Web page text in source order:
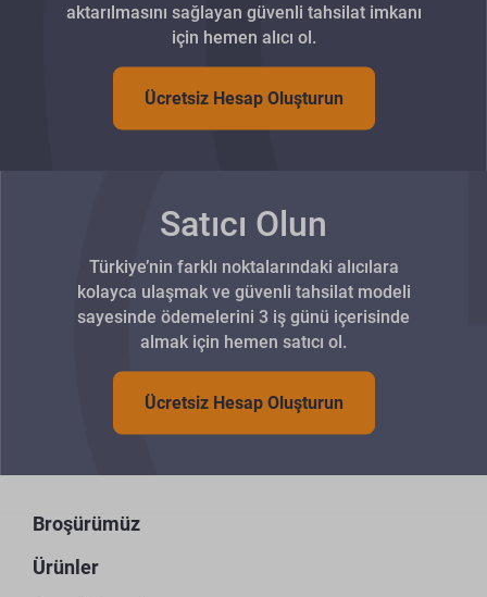
aktarılmasını sağlayan güvenli tahsilat imkanı
için hemen alıcı ol.
Ücretsiz Hesap Oluşturun
Satıcı Olun
Türkiye’nin farklı noktalarındaki alıcılara
kolayca ulaşmak ve güvenli tahsilat modeli
sayesinde ödemelerini 3 iş günü içerisinde
almak için hemen satıcı ol.
Ücretsiz Hesap Oluşturun
Broşürümüz
Ürünler